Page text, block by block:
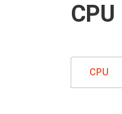
CPU
CPU